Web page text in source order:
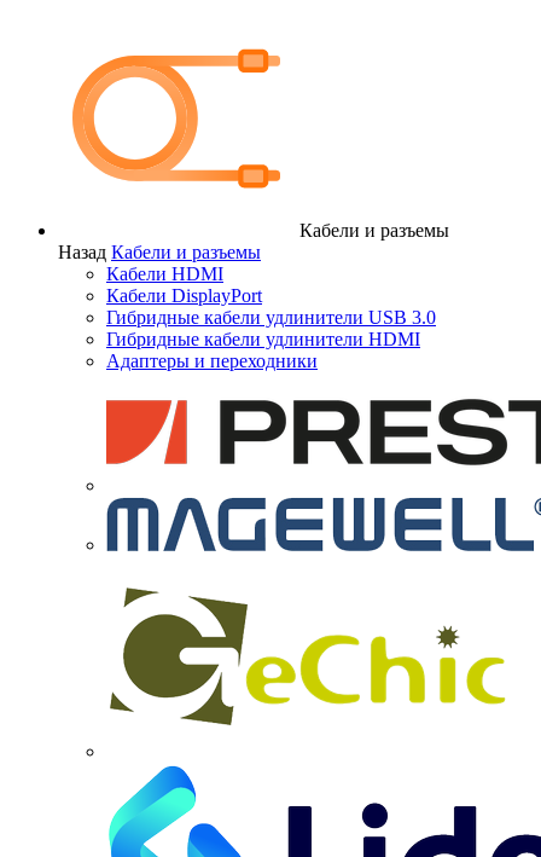
Кабели и разъемы
Назад Кабели и разъемы
Кабели HDMI
Кабели DisplayPort
Гибридные кабели удлинители USB 3.0
Гибридные кабели удлинители HDMI
Адаптеры и переходники